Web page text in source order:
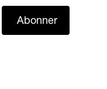
Abonner